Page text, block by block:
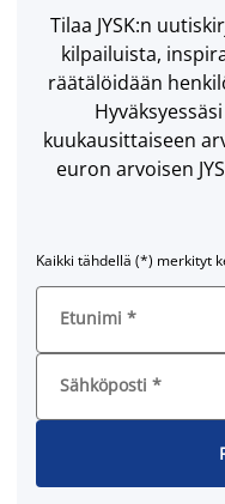
Tilaa JYSK:n
kilpailuista,
räätälöidään
kuukausittaiseen
euron arvoisen
Kaikki tähdellä (*) merkityt
Etunimi *
Sähköposti *